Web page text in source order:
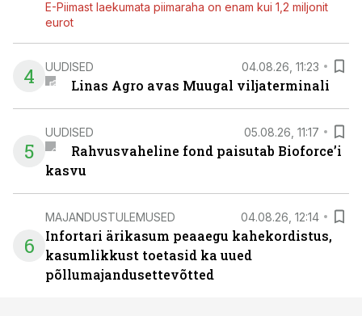
E-Piimast laekumata piimaraha on enam kui 1,2 miljonit
eurot
4 UUDISED 04.08.26, 11:23
Linas Agro avas Muugal viljaterminali
5
UUDISED 05.08.26, 11:17
Rahvusvaheline fond paisutab Bioforce’i
kasvu
6
MAJANDUSTULEMUSED 04.08.26, 12:14
Infortari ärikasum peaaegu kahekordistus,
kasumlikkust toetasid ka uued
põllumajandusettevõtted